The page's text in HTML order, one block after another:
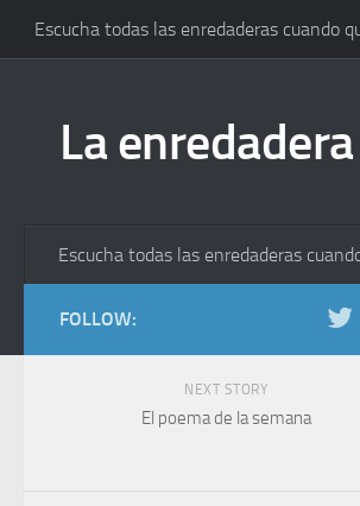
Escucha todas las enredaderas cuando
La enredadera
Escucha todas las enredaderas
FOLLOW:
NEXT STORY
El poema de la semana